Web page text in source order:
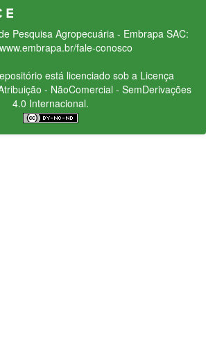
Pesquisa Agropecuária - Embrapa SAC:
fale-conosco
está licenciado sob a Licença
- NãoComercial - SemDerivações
4.0 Internacional.